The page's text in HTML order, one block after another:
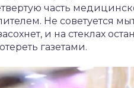
часть
Не советуется
и на стеклах
газетами.